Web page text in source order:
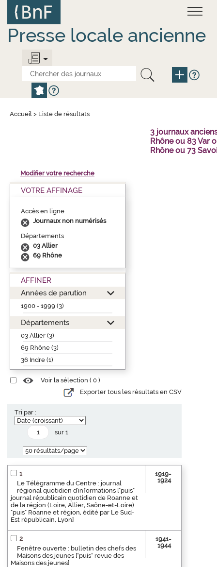
contenu
principal
Presse locale ancienne
Accueil > Liste de résultats
3 journaux
Rhône ou 83 Var
Rhône ou 73
Modifier votre recherche
VOTRE AFFINAGE
Accès en ligne
Journaux non numérisés
Départements
03 Allier
69 Rhône
AFFINER
Années de parution
1900 - 1999 (3)
Départements
03 Allier (3)
69 Rhône (3)
36 Indre (1)
Voir la sélection ( 0 )
Exporter tous les résultats en CSV
Tri par :
sur 1
1
Le Télégramme du Centre : journal
régional quotidien d'informations ["puis"
journal républicain quotidien de Roanne et
de la région (Loire, Allier, Saône-et-Loire)
"puis" Roanne et région, édité par Le Sud-
Est républicain, Lyon]
1919-
1924
2
Fenêtre ouverte : bulletin des chefs des
Maisons des jeunes ["puis" revue des
Maisons des jeunes]
1941-
1944
Panneau de gestion des cookies